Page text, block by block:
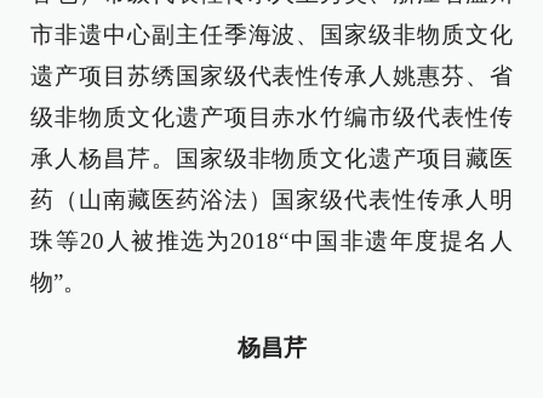
市非遗中心副主任季海波、国家级非物质文化
遗产项目苏绣国家级代表性传承人姚惠芬、省
级非物质文化遗产项目赤水竹编市级代表性传
承人杨昌芹。国家级非物质文化遗产项目藏医
药（山南藏医药浴法）国家级代表性传承人明
珠等20人被推选为2018“中国非遗年度提名人
物”。
杨昌芹